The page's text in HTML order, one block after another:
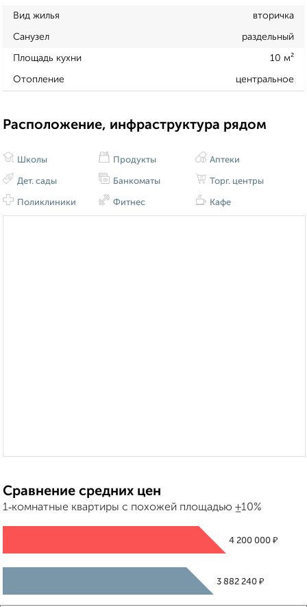
Вид жилья вторичка
Санузел раздельный
Площадь кухни 10 м²
Отопление центральное
Расположение, инфраструктура рядом
Школы
Дет. сады
Поликлиники
Продукты
Банкоматы
Фитнес
Аптеки
Торг. центры
Кафе
Сравнение средних цен
1‑комнатные квартиры с похожей площадью ±10%
4 200 000 ₽
3 882 240₽